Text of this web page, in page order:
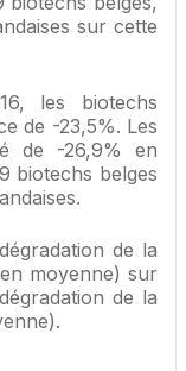
sur cette
les biotechs
de -23,5%. Les
de -26,9% en
biotechs belges
de la
moyenne) sur
de la